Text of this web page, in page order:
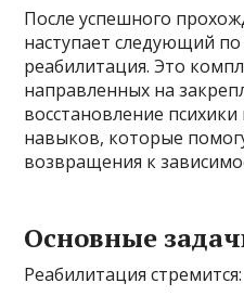
После успешного
наступает следующий
реабилитация. Это
направленных на
восстановление
навыков, которые
возвращения к
Основные
Реабилитация стремится: